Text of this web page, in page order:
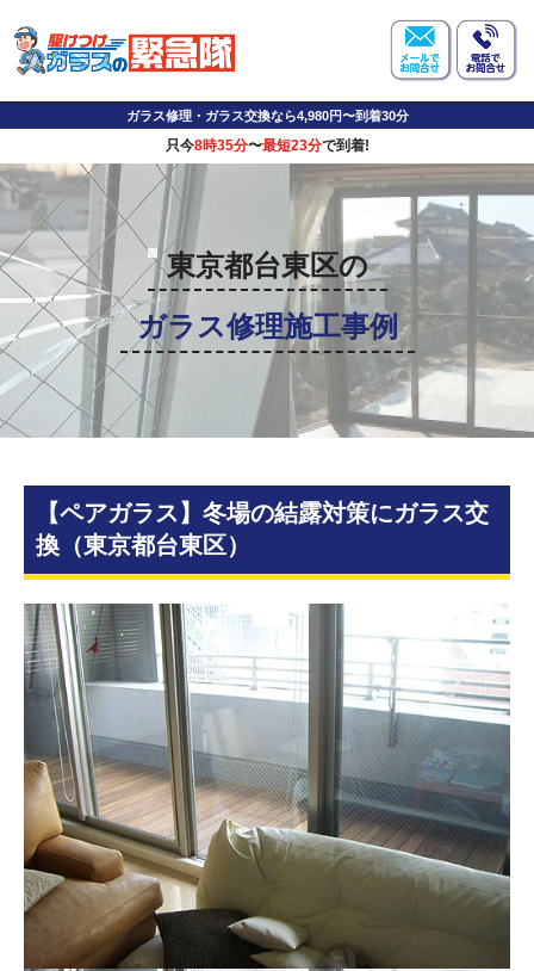
ガラス修理・ガラス交換なら4,980円〜到着30分
只今8時35分〜最短23分で到着!
東京都台東区の
ガラス修理施工事例
【ペアガラス】冬場の結露対策にガラス交
換（東京都台東区）